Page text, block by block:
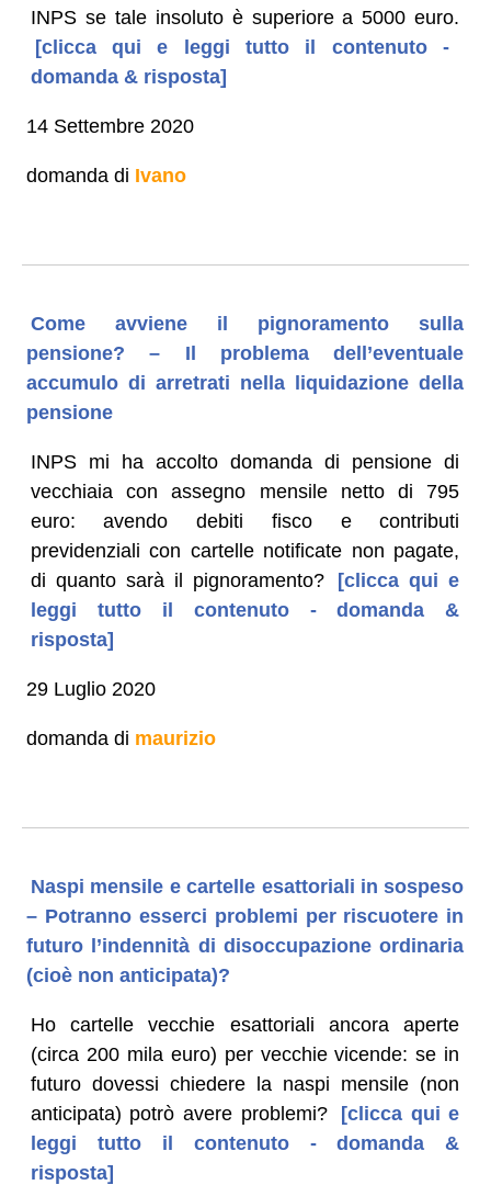
INPS se tale insoluto è superiore a 5000 euro.
[clicca qui e leggi tutto il contenuto -
domanda & risposta]
14 Settembre 2020
domanda di Ivano
Come avviene il pignoramento sulla
pensione? – Il problema dell’eventuale
accumulo di arretrati nella liquidazione della
pensione
INPS mi ha accolto domanda di pensione di
vecchiaia con assegno mensile netto di 795
euro: avendo debiti fisco e contributi
previdenziali con cartelle notificate non pagate,
di quanto sarà il pignoramento?
[clicca qui e
leggi tutto il contenuto - domanda &
risposta]
29 Luglio 2020
domanda di maurizio
Naspi mensile e cartelle esattoriali in sospeso
– Potranno esserci problemi per riscuotere in
futuro l’indennità di disoccupazione ordinaria
(cioè non anticipata)?
Ho cartelle vecchie esattoriali ancora aperte
(circa 200 mila euro) per vecchie vicende: se in
futuro dovessi chiedere la naspi mensile (non
anticipata) potrò avere problemi?
[clicca qui e
leggi tutto il contenuto - domanda &
risposta]